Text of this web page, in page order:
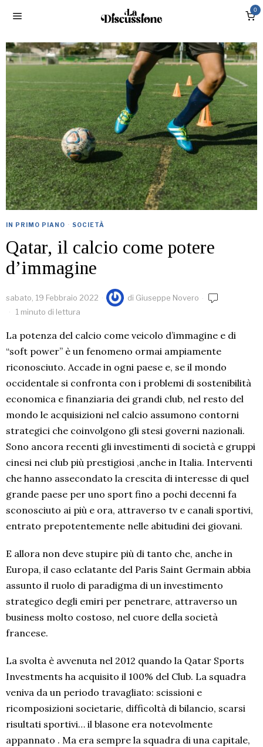
0
IN PRIMO PIANO · SOCIETÀ
Qatar, il calcio come potere
d’immagine
sabato, 19 Febbraio 2022 di Giuseppe Novero
1 minuto di lettura
La potenza del calcio come veicolo d’immagine e di
“soft power” è un fenomeno ormai ampiamente
riconosciuto. Accade in ogni paese e, se il mondo
occidentale si confronta con i problemi di sostenibilità
economica e finanziaria dei grandi club, nel resto del
mondo le acquisizioni nel calcio assumono contorni
strategici che coinvolgono gli stesi governi nazionali.
Sono ancora recenti gli investimenti di società e gruppi
cinesi nei club più prestigiosi ,anche in Italia. Interventi
che hanno assecondato la crescita di interesse di quel
grande paese per uno sport fino a pochi decenni fa
sconosciuto ai più e ora, attraverso tv e canali sportivi,
entrato prepotentemente nelle abitudini dei giovani.
E allora non deve stupire più di tanto che, anche in
Europa, il caso eclatante del Paris Saint Germain abbia
assunto il ruolo di paradigma di un investimento
strategico degli emiri per penetrare, attraverso un
business molto costoso, nel cuore della società
francese.
La svolta è avvenuta nel 2012 quando la Qatar Sports
Investments ha acquisito il 100% del Club. La squadra
veniva da un periodo travagliato: scissioni e
ricomposizioni societarie, difficoltà di bilancio, scarsi
risultati sportivi… il blasone era notevolmente
appannato . Ma era sempre la squadra di una capitale,